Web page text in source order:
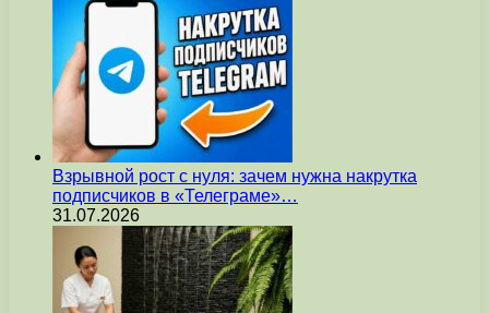
Взрывной рост с нуля: зачем нужна накрутка
подписчиков в «Телеграме»…
31.07.2026